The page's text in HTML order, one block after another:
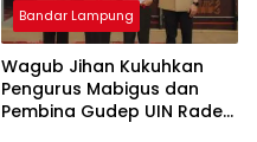
Bandar Lampung
Wagub Jihan Kukuhkan
Pengurus Mabigus dan
Pembina Gudep UIN Raden